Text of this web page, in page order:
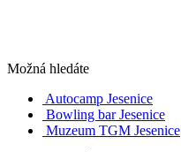
Možná hledáte
Autocamp Jesenice
Bowling bar Jesenice
Muzeum TGM Jesenice